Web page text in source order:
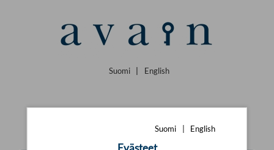
Suomi English
Suomi | English